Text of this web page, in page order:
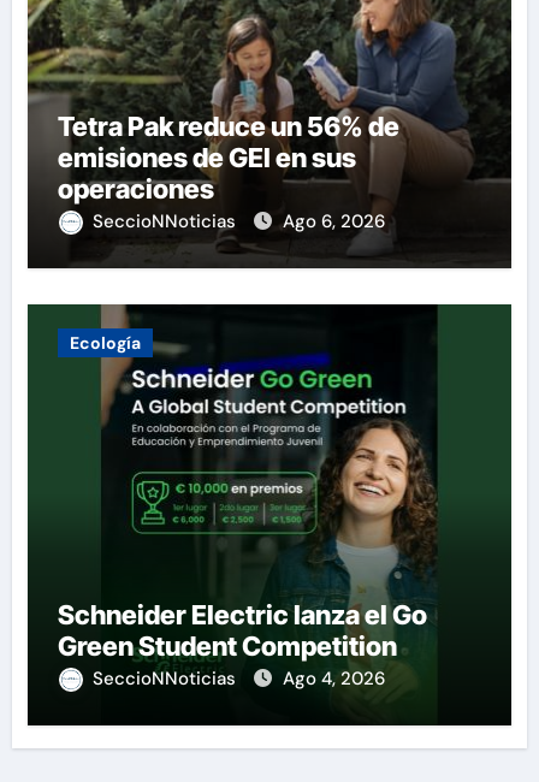
Tetra Pak reduce un 56% de
emisiones de GEI en sus
operaciones
SeccioNNoticias Ago 6, 2026
Ecología
Schneider Electric lanza el Go
Green Student Competition
SeccioNNoticias Ago 4, 2026